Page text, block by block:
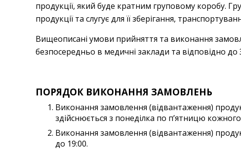
продукції, який буде кратним груповому коробу.
продукції та слугує для її зберігання,
Вищеописані умови прийняття та виконання
безпосередньо в медичні заклади та відповідно до
ПОРЯДОК ВИКОНАННЯ ЗАМОВЛЕНЬ
Виконання замовлення (відвантаження)
здійснюється з понеділка по п’ятницю
Виконання замовлення (відвантаження)
до 19:00.